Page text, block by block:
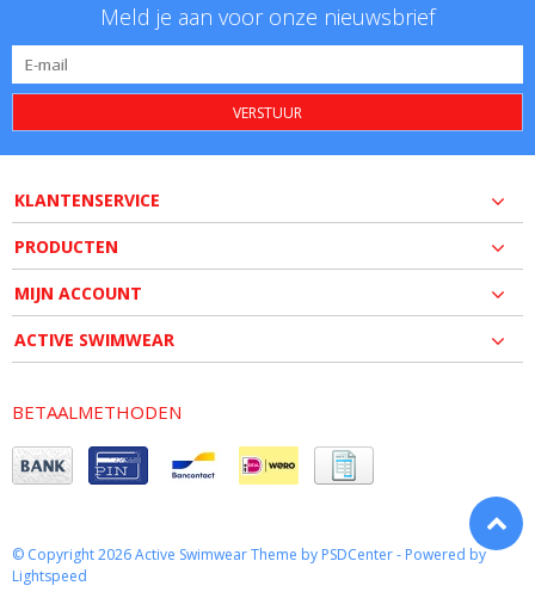
Meld je aan voor onze nieuwsbrief
VERSTUUR
KLANTENSERVICE
PRODUCTEN
MIJN ACCOUNT
ACTIVE SWIMWEAR
BETAALMETHODEN
© Copyright 2026 Active Swimwear Theme by PSDCenter- Powered by
Lightspeed